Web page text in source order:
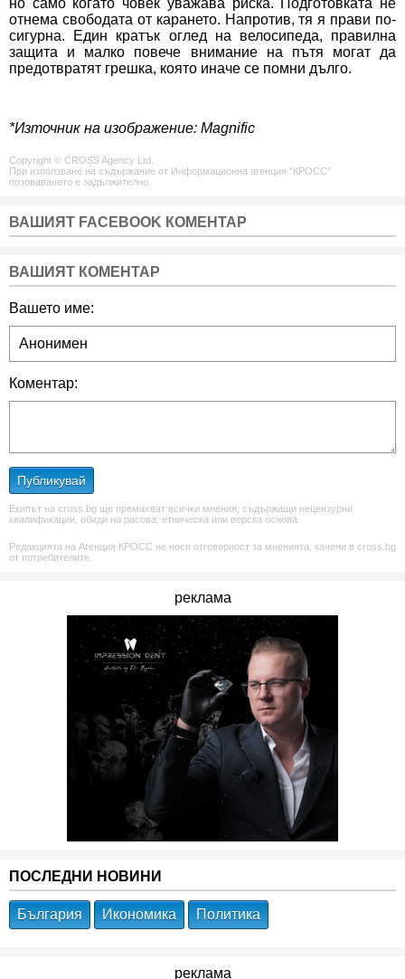
отнема свободата от карането. Напротив, тя я прави по-
сигурна. Един кратък оглед на велосипеда, правилна
защита и малко повече внимание на пътя могат да
предотвратят грешка, която иначе се помни дълго.
*Източник на изображение: Magnific
Copyright © CROSS Agency Ltd.
При използване на съдържание от Информационна агенция "КРОСС"
позоваването е задължително.
ВАШИЯТ FACEBOOK КОМЕНТАР
ВАШИЯТ КОМЕНТАР
Вашето име:
Коментар:
Публикувай
Екипът на cross.bg ще премахват всички мнения, съдържащи нецензурни
квалификации, обиди на расова, етническа или верска основа.
Редакцията на Агенция КРОСС не носи отговорност за мненията, качени в cross.bg
от потребителите.
реклама
ПОСЛЕДНИ НОВИНИ
България Икономика Политика
реклама